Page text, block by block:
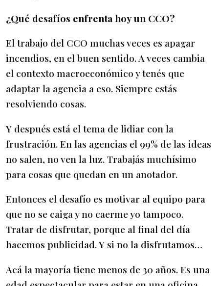
¿Qué desafíos enfrenta hoy un CCO?
El trabajo del CCO muchas veces es apagar
incendios, en el buen sentido. A veces cambia
el contexto macroeconómico y tenés que
adaptar la agencia a eso. Siempre estás
resolviendo cosas.
Y después está el tema de lidiar con la
frustración. En las agencias el 99% de las ideas
no salen, no ven la luz. Trabajás muchísimo
para cosas que quedan en un anotador.
Entonces el desafío es motivar al equipo para
que no se caiga y no caerme yo tampoco.
Tratar de disfrutar, porque al final del día
hacemos publicidad. Y si no la disfrutamos…
Acá la mayoría tiene menos de 30 años. Es una